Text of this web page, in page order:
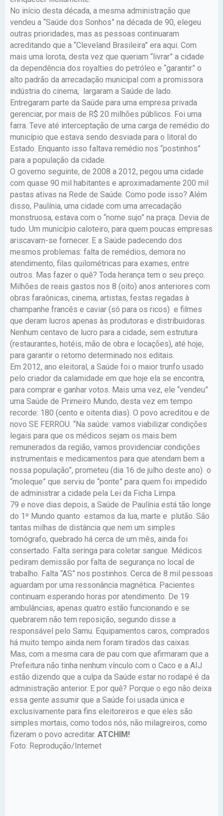
No início desta década, a mesma administração que
vendeu a “Saúde dos Sonhos” na década de 90, elegeu
outras prioridades, mas as pessoas continuaram
acreditando que a “Cleveland Brasileira” era aqui. Com
mais uma lorota, desta vez que queriam “livrar” a cidade
da dependência dos royalties do petróleo e “garantir” o
alto padrão da arrecadação municipal com a promissora
indústria do cinema, largaram a Saúde de lado.
Entregaram parte da Saúde para uma empresa privada
gerenciar, por mais de R$ 20 milhões públicos. Foi uma
farra. Teve até interceptação de uma carga de remédio do
município que estava sendo desviada para o litoral do
Estado. Enquanto isso faltava remédio nos “postinhos”
para a população da cidade.
O governo seguinte, de 2008 a 2012, pegou uma cidade
com quase 90 mil habitantes e aproximadamente 200 mil
pastas ativas na Rede de Saúde. Como pode isso? Além
disso, Paulínia, uma cidade com uma arrecadação
monstruosa, estava com o “nome sujo” na praça. Devia de
tudo. Um município caloteiro, para quem poucas empresas
ariscavam-se fornecer. E a Saúde padecendo dos
mesmos problemas: falta de remédios, demora no
atendimento, filas quilométricas para exames, entre
outros. Mas fazer o quê? Toda herança tem o seu preço.
Milhões de reais gastos nos 8 (oito) anos anteriores com
obras faraônicas, cinema, artistas, festas regadas à
champanhe francês e caviar (só para os ricos) e filmes
que deram lucros apenas às produtoras e distribuidoras.
Nenhum centavo de lucro para a cidade, sem estrutura
(restaurantes, hotéis, mão de obra e locações), até hoje,
para garantir o retorno determinado nos editais.
Em 2012, ano eleitoral, a Saúde foi o maior trunfo usado
pelo criador da calamidade em que hoje ela se encontra,
para comprar e ganhar votos. Mais uma vez, ele “vendeu”
uma Saúde de Primeiro Mundo, desta vez em tempo
recorde: 180 (cento e oitenta dias). O povo acreditou e de
novo SE FERROU. “Na saúde: vamos viabilizar condições
legais para que os médicos sejam os mais bem
remunerados da região, vamos providenciar condições
instrumentais e medicamentos para que atendam bem a
nossa população”, prometeu (dia 16 de julho deste ano) o
“moleque” que serviu de “ponte” para quem foi impedido
de administrar a cidade pela Lei da Ficha Limpa.
79 e nove dias depois, a Saúde de Paulínia está tão longe
do 1º Mundo quanto estamos da lua, marte e plutão. São
tantas milhas de distância que nem um simples
tomógrafo, quebrado há cerca de um mês, ainda foi
consertado. Falta seringa para coletar sangue. Médicos
pediram demissão por falta de segurança no local de
trabalho. Falta “AS” nos postinhos. Cerca de 8 mil pessoas
aguardam por uma ressonância magnética. Pacientes
continuam esperando horas por atendimento. De 19
ambulâncias, apenas quatro estão funcionando e se
quebrarem não tem reposição, segundo disse a
responsável pelo Samu. Equipamentos caros, comprados
há muito tempo ainda nem foram tirados das caixas.
Mas, com a mesma cara de pau com que afirmaram que a
Prefeitura não tinha nenhum vínculo com o Caco e a AIJ
estão dizendo que a culpa da Saúde estar no rodapé é da
administração anterior. E por quê? Porque o ego não deixa
essa gente assumir que a Saúde foi usada única e
exclusivamente para fins eleitoreiros e que eles são
simples mortais, como todos nós, não milagreiros, como
fizeram o povo acreditar. ATCHIM!
Foto: Reprodução/Internet